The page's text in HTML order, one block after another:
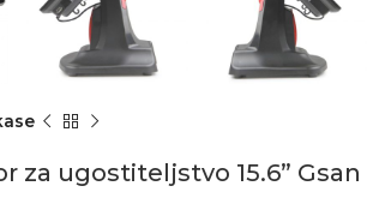
za ugostiteljstvo 15.6” Gsan